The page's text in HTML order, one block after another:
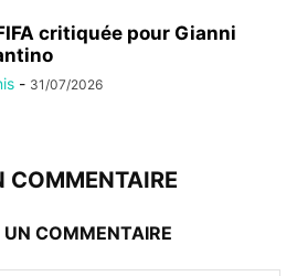
critiquée pour Gianni
- 31/07/2026
COMMENTAIRE
UN COMMENTAIRE